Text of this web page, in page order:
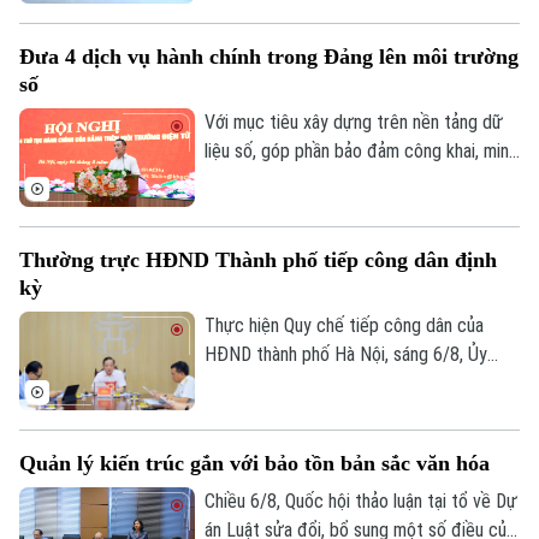
Tư vấn sức khỏe
Quần vợt
Golf
Giải trí
Sao
Điện ảnh
Âm nhạc
Đã phát sóng
nghiệp và đông đảo nhân dân trên địa
Đưa 4 dịch vụ hành chính trong Đảng lên môi trường
số
Với mục tiêu xây dựng trên nền tảng dữ
liệu số, góp phần bảo đảm công khai, minh
hành chính của Đảng lên môi trường điện
thuộc.
Thường trực HĐND Thành phố tiếp công dân định
kỳ
Thực hiện Quy chế tiếp công dân của
HĐND thành phố Hà Nội, sáng 6/8, Ủy
Quản lý kiến trúc gắn với bảo tồn bản sắc văn hóa
Chiều 6/8, Quốc hội thảo luận tại tổ về Dự
án Luật sửa đổi, bổ sung một số điều của